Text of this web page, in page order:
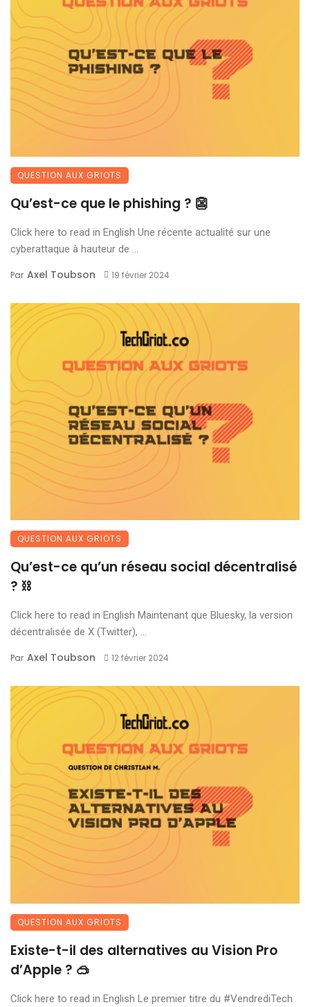
QUESTION AUX GRIOTS
Qu’est-ce que le phishing ? 👺
Click here to read in English Une récente actualité sur une
cyberattaque à hauteur de ...
Par Axel Toubson 19 février 2024
QUESTION AUX GRIOTS
Qu’est-ce qu’un réseau social décentralisé
? ⛓️
Click here to read in English Maintenant que Bluesky, la version
décentralisée de X (Twitter), ...
Par Axel Toubson 12 février 2024
QUESTION AUX GRIOTS
Existe-t-il des alternatives au Vision Pro
d’Apple ? 🥽
Click here to read in English Le premier titre du #VendrediTech